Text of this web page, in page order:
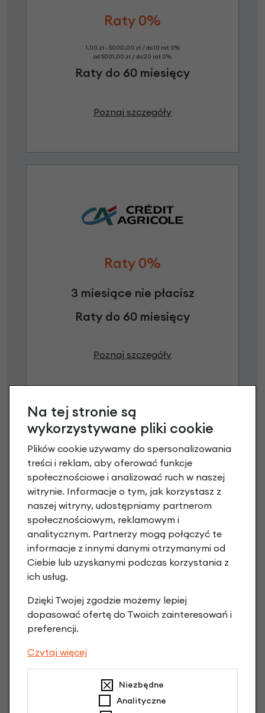
Raty 0%
1,00 zł - 5000,00 zł / do 10 rat 0%
od 5001,00 zł / do 20 rat 0%
Raty do 60 miesięcy
Poznaj szczegóły
Raty 0%
3 miesiące nie płacisz
Raty do 60 miesięcy
Poznaj szczegóły
Raty 0%
3 miesiące nie płacisz
Raty do 60 miesięcy
Poznaj szczegóły
Niniejsza propozycja nie stanowi oferty w rozumieniu art.
66 Kodeksu Cywilnego. Ostateczna decyzja o warunkach
i przyznaniu kredytu zostanie podjęta po ocenie
Na tej stronie są
wykorzystywane pliki cookie
Plików cookie używamy do spersonalizowania
treści i reklam, aby oferować funkcje
społecznościowe i analizować ruch w naszej
witrynie. Informacje o tym, jak korzystasz z
naszej witryny, udostępniamy partnerom
społecznościowym, reklamowym i
analitycznym. Partnerzy mogą połączyć te
informacje z innymi danymi otrzymanymi od
Ciebie lub uzyskanymi podczas korzystania z
ich usług.
Dzięki Twojej zgodzie możemy lepiej
dopasować ofertę do Twoich zainteresowań i
preferencji.
Czytaj więcej
Niezbędne
Analityczne